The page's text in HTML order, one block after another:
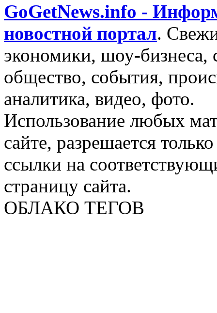
GoGetNews.info -
новостной портал.
экономики, шоу-бизнеса,
общество, события,
аналитика, видео, фото.
Использование любых
сайте, разрешается
ссылки на
страницу сайта.
ОБЛАКО ТЕГОВ